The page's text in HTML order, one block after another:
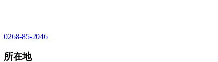
0268-85-2046
所在地